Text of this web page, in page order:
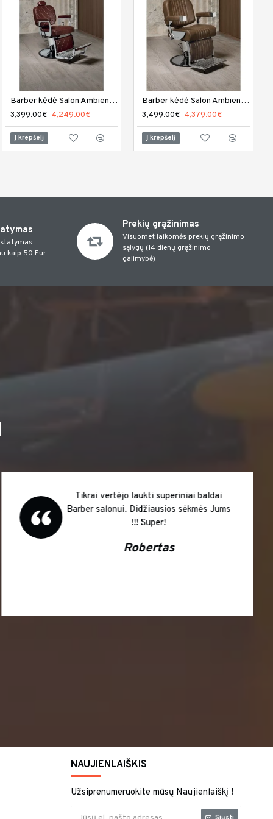
Registratūros stalas DIR Georgian su LED apšvietimu
1,529.00€ 1,650.00€
Į krepšelį
Barber kėdė Salon Ambience Elite plius
3,399.00€ 4,249.00€
Į krepšelį
Barber kėdė Salon Ambience Executif
3,499.00€ 4,379.00€
Į krepšelį
kaip 50 Eur
Prekių grąžinimas
Visuomet laikomės prekių grąžinimo
sąlygų (14 dienų grąžinimo
galimybė)
Nuoširdžiai dėkinga už išsamias
konsultacijas kirpyklos plautuvės remonto
klausimais
- Jovita
NAUJIENLAIŠKIS
Užsiprenumeruokite mūsų Naujienlaiškį !